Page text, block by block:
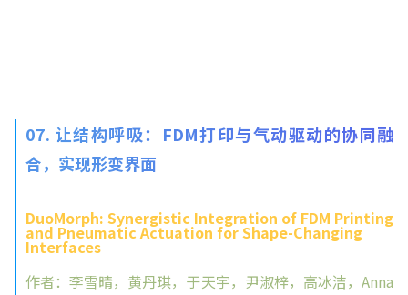
07. 让结构呼吸：FDM打印与气动驱动的协同融
合，实现形变界面
DuoMorph: Synergistic Integration of FDM Printing
and Pneumatic Actuation for Shape-Changing
Interfaces
作者：李雪晴，黄丹琪，于天宇，尹淑梓，高冰洁，Anna